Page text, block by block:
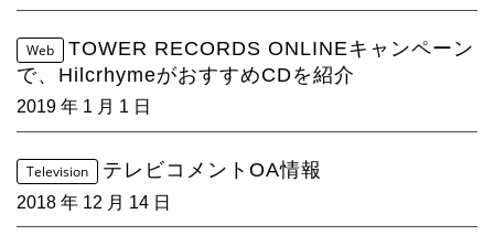
Web
TOWER RECORDS ONLINEキャンペーン
で、HilcrhymeがおすすめCDを紹介
2019 年 1 月 1 日
Television テレビコメントOA情報
2018 年 12 月 14 日